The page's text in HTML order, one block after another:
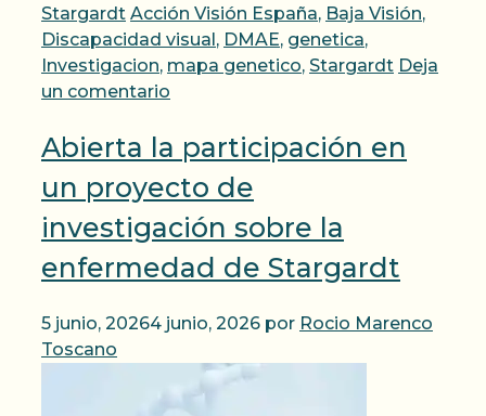
Stargardt Etiquetas
Acción Visión España, Baja Visión,
Discapacidad visual , DMAE, genetica,
Investigacion, mapa genetico, Stargardt Deja
un comentario
Abierta la participación en
un proyecto de
investigación sobre la
enfermedad de Stargardt
5 junio, 20264 junio, 2026 por Rocio Marenco
Toscano